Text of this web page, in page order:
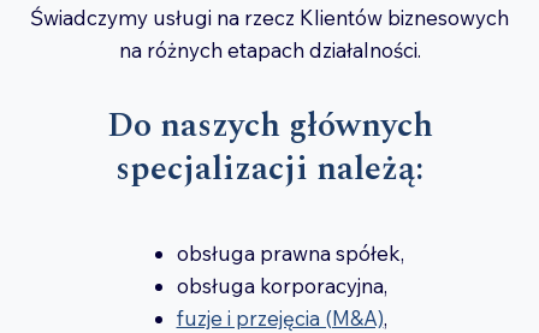
Świadczymy usługi na rzecz Klientów biznesowych
na różnych etapach działalności.
Do naszych głównych
specjalizacji należą:
obsługa prawna spółek,
obsługa korporacyjna,
fuzje i przejęcia (M&A),